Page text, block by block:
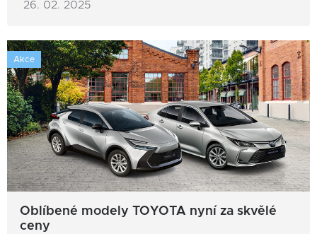
26. 02. 2025
Akce
Oblíbené modely TOYOTA nyní za skvělé
ceny